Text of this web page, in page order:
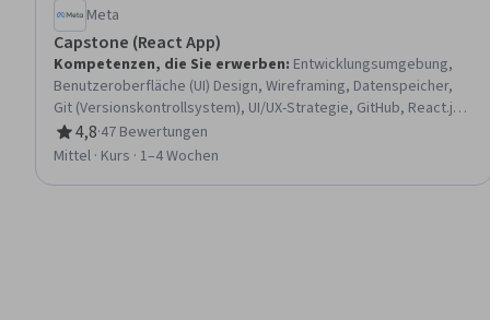
Meta
Capstone (React App)
Kompetenzen, die Sie erwerben: Entwicklungsumgebung,
Benutzeroberfläche (UI) Design, Wireframing, Datenspeicher,
Git (Versionskontrollsystem), UI/UX-Strategie, GitHub, React.js,
Datenzugang, Mobile Entwicklung, SQL, Persistenz der Daten,
React Native, Benutzerfreundliches Design, Versionskontrolle,
4,8
Bewertung, 4,8 von 5 Sternen
·47 Bewertungen
Mittel · Kurs · 1–4 Wochen